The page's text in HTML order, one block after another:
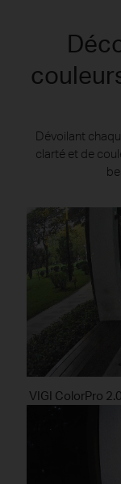
Dévoilant
clarté et de
VIGI ColorPro